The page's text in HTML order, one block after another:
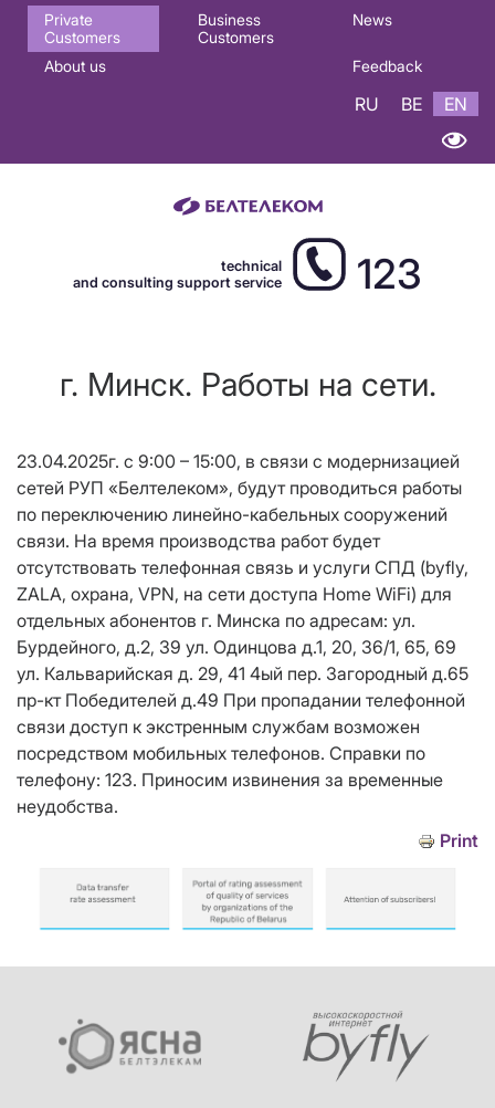
Основная
навигация
Private
Customers
Business
Customers
News
About us Feedback
RU BE EN
technical
and consulting support service
123
г. Минск. Работы на сети.
23.04.2025г. с 9:00 – 15:00, в связи с модернизацией
сетей РУП «Белтелеком», будут проводиться работы
по переключению линейно-кабельных сооружений
связи. На время производства работ будет
отсутствовать телефонная связь и услуги СПД (byfly,
ZALA, охрана, VPN, на сети доступа Home WiFi) для
отдельных абонентов г. Минска по адресам: ул.
Бурдейного, д.2, 39 ул. Одинцова д.1, 20, 36/1, 65, 69
ул. Кальварийская д. 29, 41 4ый пер. Загородный д.65
пр-кт Победителей д.49 При пропадании телефонной
связи доступ к экстренным службам возможен
посредством мобильных телефонов. Справки по
телефону: 123. Приносим извинения за временные
неудобства.
Print